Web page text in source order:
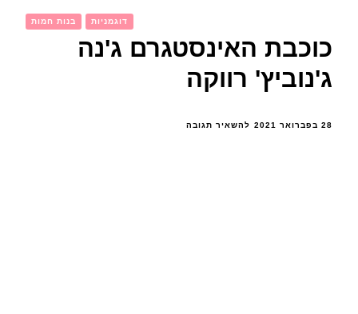
בנות חמות דוגמניות
כוכבת האינסטגרם ג'נה
ג'נוביץ' רווקה
28 בפברואר 2021 להשאיר תגובהבנושא